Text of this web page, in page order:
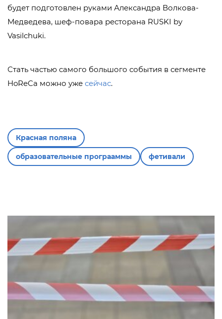
будет подготовлен руками Александра Волкова-
Медведева, шеф-повара ресторана RUSKI by
Vasilchuki.
Стать частью самого большого события в сегменте
HoReCa можно уже сейчас.
Красная поляна
образовательные програаммы фетивали